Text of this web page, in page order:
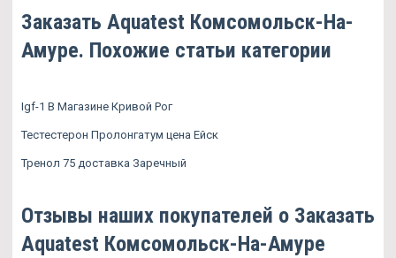
Заказать Aquatest Комсомольск-На-
Амуре. Похожие статьи категории
Igf-1 В Магазине Кривой Рог
Тестестерон Пролонгатум цена Ейск
Тренол 75 доставка Заречный
Отзывы наших покупателей о Заказать
Aquatest Комсомольск-На-Амуре